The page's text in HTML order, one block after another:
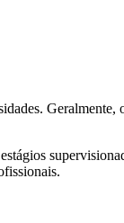
Geralmente,